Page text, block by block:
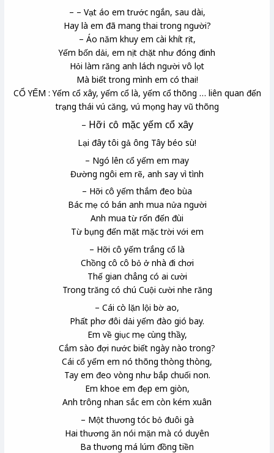
– – Vạt áo em trước ngắn, sau dài,
Hay là em đã mang thai trong người?
– Áo năm khuy em cài khít rịt,
Yếm bốn dải, em nịt chặt như đóng đinh
Hỏi làm răng anh lách người vô lọt
Mà biết trong mình em có thai!
CỔ YẾM : Yếm cổ xây, yếm cổ là, yếm cổ thõng … liên quan đến
trạng thái vú căng, vú mọng hay vũ thõng
– Hỡi cô mặc yếm cổ xây
Lại đây tôi gả ông Tây béo sù!
– Ngó lên cổ yếm em may
Đường ngôi em rẽ, anh say vì tình
– Hỡi cô yếm thắm đeo bùa
Bác mẹ có bán anh mua nửa người
Anh mua từ rốn đến đùi
Từ bụng đến mặt mặc trời với em
– Hỡi cô yếm trắng cổ là
Chồng cô cô bỏ ở nhà đi chơi
Thế gian chẳng có ai cười
Trong trăng có chú Cuội cười nhe răng
– Cái cò lặn lội bờ ao,
Phất phơ đôi dải yếm đào gió bay.
Em về giục mẹ cùng thầy,
Cắm sào đợi nước biết ngày nào trong?
Cái cổ yếm em nó thõng thòng thòng,
Tay em đeo vòng như bắp chuối non.
Em khoe em đẹp em giòn,
Anh trông nhan sắc em còn kém xuân
– Một thương tóc bỏ đuôi gà
Hai thương ăn nói mặn mà có duyên
Ba thương má lúm đồng tiền